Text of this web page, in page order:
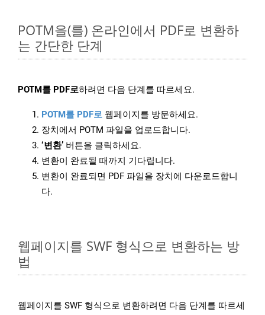
POTM을(를) 온라인에서 PDF로 변환하
는 간단한 단계
POTM를 PDF로하려면 다음 단계를 따르세요.
POTM를 PDF로 웹페이지를 방문하세요.
장치에서 POTM 파일을 업로드합니다.
‘변환’ 버튼을 클릭하세요.
변환이 완료될 때까지 기다립니다.
변환이 완료되면 PDF 파일을 장치에 다운로드합니
다.
웹페이지를 SWF 형식으로 변환하는 방
법
웹페이지를 SWF 형식으로 변환하려면 다음 단계를 따르세